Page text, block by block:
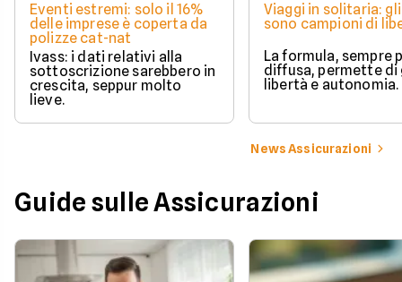
Eventi estremi: solo il 16%
delle imprese è coperta da
polizze cat-nat
Ivass: i dati relativi alla
sottoscrizione sarebbero in
crescita, seppur molto
lieve.
Viaggi in solitaria:
sono campioni di
La formula, sempre
diffusa, permette di
libertà e autonomia.
News Assicurazioni
Guide sulle Assicurazioni